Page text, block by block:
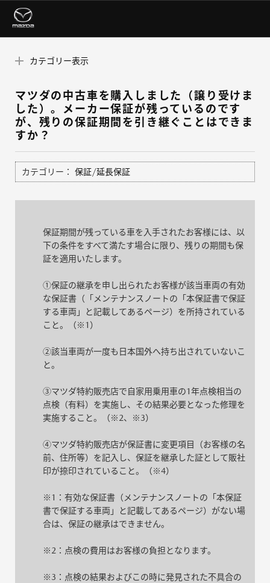
カテゴリー表示
マツダの中古車を購入しました（譲り受けま
した）。メーカー保証が残っているのです
が、残りの保証期間を引き継ぐことはできま
すか？
カテゴリー： 保証/延長保証
保証期間が残っている車を入手されたお客様には、以
下の条件をすべて満たす場合に限り、残りの期間も保
証を適用いたします。
①保証の継承を申し出られたお客様が該当車両の有効
な保証書（「メンテナンスノートの「本保証書で保証
する車両」と記載してあるページ）を所持されている
こと。（※1）
②該当車両が一度も日本国外へ持ち出されていないこ
と。
③マツダ特約販売店で自家用乗用車の1年点検相当の
点検（有料）を実施し、その結果必要となった修理を
実施すること。（※2、※3）
④マツダ特約販売店が保証書に変更項目（お客様の名
前、住所等）を記入し、保証を継承した証として販社
印が捺印されていること。（※4）
※1：有効な保証書（メンテナンスノートの「本保証
書で保証する車両」と記載してあるページ）がない場
合は、保証の継承はできません。
※2：点検の費用はお客様の負担となります。
※3：点検の結果およびこの時に発見された不具合の